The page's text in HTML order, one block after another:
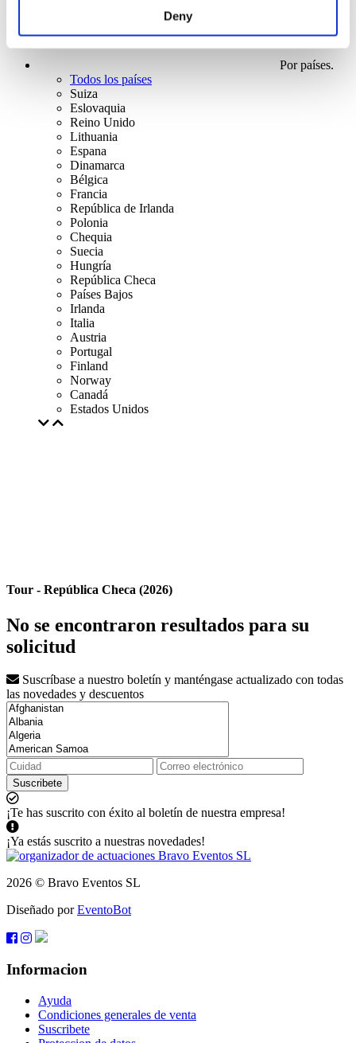
Deny
Por países.
Todos los países
Suiza
Eslovaquia
Reino Unido
Lithuania
Espana
Dinamarca
Bélgica
Francia
República de Irlanda
Polonia
Chequia
Suecia
Hungría
República Checa
Países Bajos
Irlanda
Italia
Austria
Portugal
Finland
Norway
Canadá
Estados Unidos
Tour - República Checa (2026)
No se encontraron resultados para su
solicitud
Suscríbase a nuestro boletín y manténgase actualizado con todas
las novedades y descuentos
Suscribete
¡Te has suscrito con éxito al boletín de nuestra empresa!
¡Ya estás suscrito a nuestras novedades!
2026 © Bravo Eventos SL
Diseñado porEventoBot
Informacion
Ayuda
Condiciones generales de venta
Suscribete